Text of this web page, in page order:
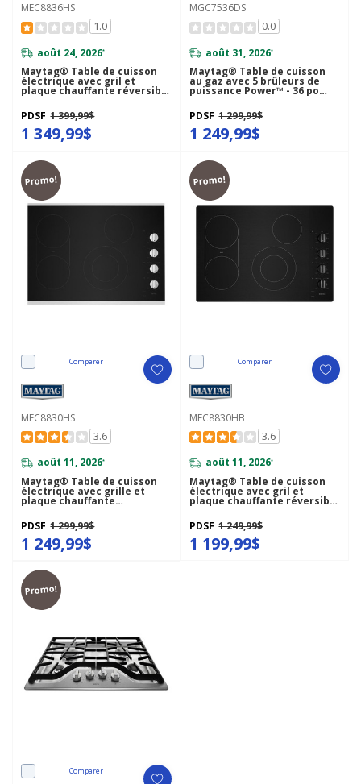
MEC8836HS
1.0
août 24, 2026*
Maytag® Table de cuisson
électrique avec gril et
plaque chauffante réversible
- 36 po MEC8836HS
PDSF 1 399,99$
1 349,99$
MGC7536DS
0.0
août 31, 2026*
Maytag® Table de cuisson
au gaz avec 5 brûleurs de
puissance Power™ - 36 po
MGC7536DS
PDSF 1 299,99$
1 249,99$
Promo!
Comparer
MEC8830HS
3.6
août 11, 2026*
Maytag® Table de cuisson
électrique avec grille et
plaque chauffante
réversibles - 30 po
MEC8830HS
PDSF 1 299,99$
1 249,99$
Promo!
Comparer
MEC8830HB
3.6
août 11, 2026*
Maytag® Table de cuisson
électrique avec gril et
plaque chauffante réversible
- 30 po MEC8830HB
PDSF 1 249,99$
1 199,99$
Promo!
Comparer